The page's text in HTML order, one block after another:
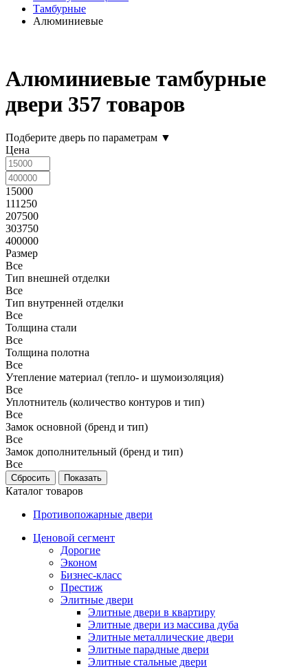
Тамбурные
Алюминиевые
Алюминиевые тамбурные
двери 357 товаров
Подберите дверь по параметрам ▼
Цена
15000
111250
207500
303750
400000
Размер
Все
Тип внешней отделки
Все
Тип внутренней отделки
Все
Толщина стали
Все
Толщина полотна
Все
Утепление материал (тепло- и шумоизоляция)
Все
Уплотнитель (количество контуров и тип)
Все
Замок основной (бренд и тип)
Все
Замок дополнительный (бренд и тип)
Все
Каталог товаров
Противопожарные двери
Ценовой сегмент
Дорогие
Эконом
Бизнес-класс
Престиж
Элитные двери
Элитные двери в квартиру
Элитные двери из массива дуба
Элитные металлические двери
Элитные парадные двери
Элитные стальные двери